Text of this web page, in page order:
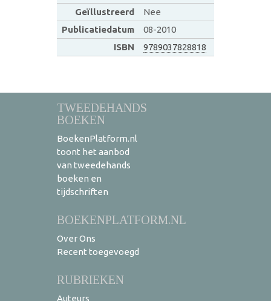
Geïllustreerd
Nee
Publicatiedatum
08-2010
ISBN
9789037828818
TWEEDEHANDS
BOEKEN
BoekenPlatform.nl
toont het aanbod
van tweedehands
boeken en
tijdschriften
BOEKENPLATFORM.NL
Over Ons
Recent toegevoegd
RUBRIEKEN
Auteurs